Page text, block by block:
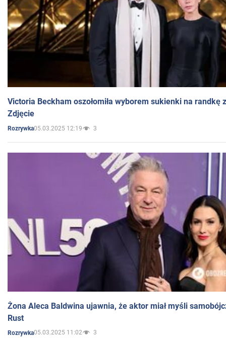
Victoria Beckham oszołomiła wyborem sukienki na randkę
Zdjęcie
Rozrywka05.03.2025 12:19 3
Żona Aleca Baldwina ujawnia, że aktor miał myśli
Rust
Rozrywka05.03.2025 11:02 3